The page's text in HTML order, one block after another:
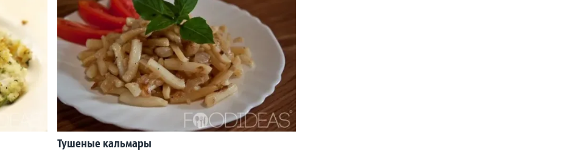
Тушеные кальмары